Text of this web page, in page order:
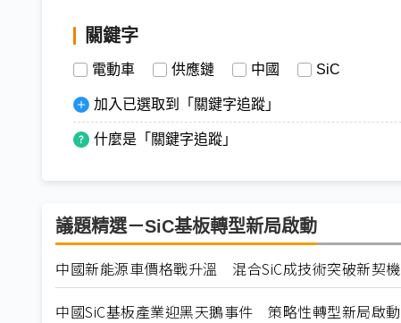
關鍵字
電動車 供應鏈 中國 SiC
加入已選取到「關鍵字追蹤」
什麼是「關鍵字追蹤」
議題精選－SiC基板轉型新局啟動
中國新能源車價格戰升溫 混合SiC成技術突破新契機
中國SiC基板產業迎黑天鵝事件 策略性轉型新局啟動